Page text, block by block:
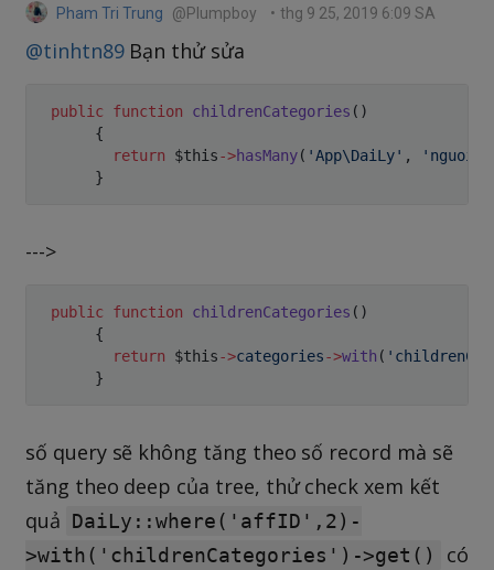
Pham Tri Trung @Plumpboy • thg 9 25, 2019 6:09 SA
@tinhtn89Bạn thử sửa
public function childrenCategories ( )
{
return
$this->hasMany( 'App\DaiLy' ,
}
--->
public function childrenCategories ( )
{
return
$this->categories->with (
}
số query sẽ không tăng theo số record mà sẽ
tăng theo deep của tree, thử check xem kết
quả DaiLy::where('affID',2)-
>with('childrenCategories')->get()
có